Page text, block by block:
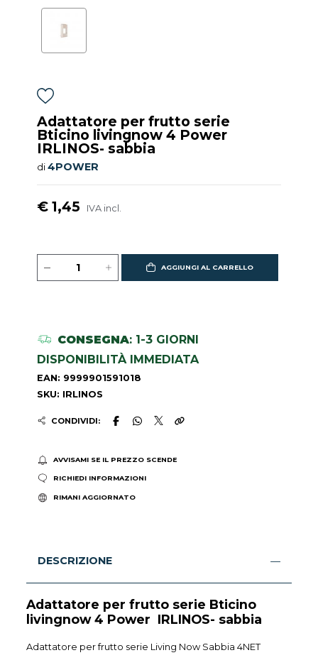
Adattatore per frutto serie
Bticino livingnow 4 Power
IRLINOS- sabbia
di4POWER
€ 1,45 IVA incl.
AGGIUNGI AL CARRELLO
CONSEGNA: 1-3 GIORNI
DISPONIBILITÀ IMMEDIATA
EAN: 9999901591018
SKU: IRLINOS
CONDIVIDI:
AVVISAMI SE IL PREZZO SCENDE
RICHIEDI INFORMAZIONI
RIMANI AGGIORNATO
DESCRIZIONE
Adattatore per frutto serie Bticino
livingnow 4 Power IRLINOS- sabbia
Adattatore per frutto serie Living Now Sabbia 4NET